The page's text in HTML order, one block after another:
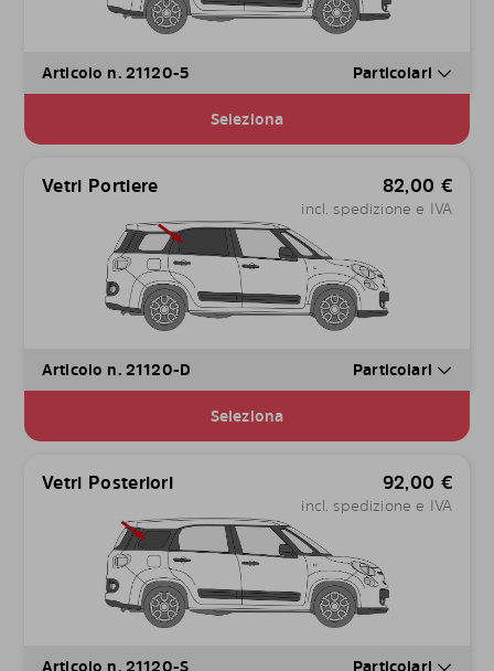
Articolo n. 21120-5 Particolari
Seleziona
Vetri Portiere 82,00 €
incl. spedizione e IVA
Articolo n. 21120-D Particolari
Seleziona
Vetri Posteriori 92,00 €
incl. spedizione e IVA
Articolo n. 21120-S Particolari